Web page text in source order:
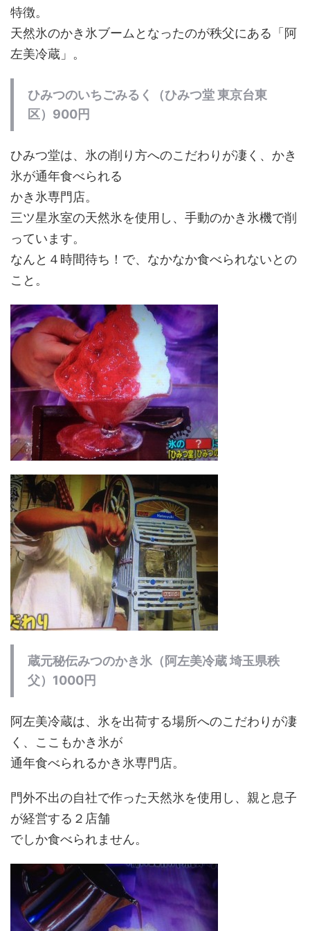
特徴。
天然氷のかき氷ブームとなったのが秩父にある「阿
左美冷蔵」。
ひみつのいちごみるく（ひみつ堂 東京台東
区）900円
ひみつ堂は、氷の削り方へのこだわりが凄く、かき
氷が通年食べられる
かき氷専門店。
三ツ星氷室の天然氷を使用し、手動のかき氷機で削
っています。
なんと４時間待ち！で、なかなか食べられないとの
こと。
蔵元秘伝みつのかき氷（阿左美冷蔵 埼玉県秩
父）1000円
阿左美冷蔵は、氷を出荷する場所へのこだわりが凄
く、ここもかき氷が
通年食べられるかき氷専門店。
門外不出の自社で作った天然氷を使用し、親と息子
が経営する２店舗
でしか食べられません。